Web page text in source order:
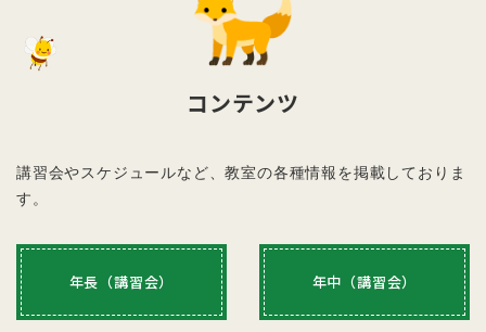
得られる貴重な場となります！
１回目＝4月21日（火） ２回目＝5月26日
（火） ３回目＝6月23日（火）
4回目＝7月14日（火） 5回目＝8月
４月～10月まで全7回
指導時間： 各日 3：30～4：40 （70分）
これまでも、年少クラスよりご参加されたお子様にとって、
年中クラスや年長クラスへの無理なく教室になじむきっかけ
になっており、スムーズに受験に取り組んでいただいており
ます。
コンテンツ
講習会やスケジュールなど、教室の各種情報を掲載しておりま
す。
年長（講習会） 年中（講習会）